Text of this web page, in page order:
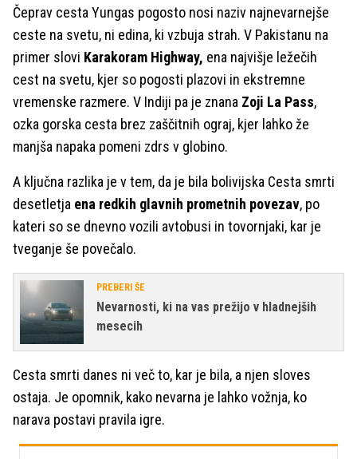
Čeprav cesta Yungas pogosto nosi naziv najnevarnejše
ceste na svetu, ni edina, ki vzbuja strah. V Pakistanu na
primer slovi Karakoram Highway, ena najvišje ležečih
cest na svetu, kjer so pogosti plazovi in ekstremne
vremenske razmere. V Indiji pa je znana Zoji La Pass,
ozka gorska cesta brez zaščitnih ograj, kjer lahko že
manjša napaka pomeni zdrs v globino.
A ključna razlika je v tem, da je bila bolivijska Cesta smrti
desetletja ena redkih glavnih prometnih povezav, po
kateri so se dnevno vozili avtobusi in tovornjaki, kar je
tveganje še povečalo.
PREBERI ŠE
Nevarnosti, ki na vas prežijo v hladnejših
mesecih
Cesta smrti danes ni več to, kar je bila, a njen sloves
ostaja. Je opomnik, kako nevarna je lahko vožnja, ko
narava postavi pravila igre.